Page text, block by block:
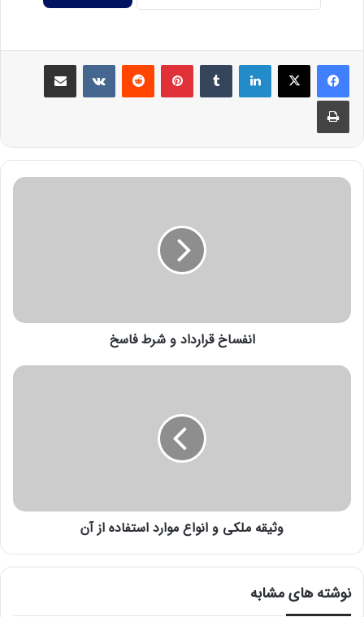
انفساخ قرارداد و شرط فاسخ
وثیقه ملکی و انواع موارد استفاده از آن
نوشته های مشابه